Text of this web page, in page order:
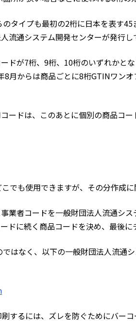
タイプも最初の2桁に日本を表す
流通システム開発センターが発行し
ドが7桁、9桁、10桁のいずれかと
月からは商品ごとに8桁GTINワン
ードは、このあとに個別の商品コ
でも使用できますが、その分作成に
業者コードを一般財団法人流通シ
ドに続く商品コードを決め、最後に
はなく、以下の一般財団法人流通
するには、ズレを防ぐためにバー